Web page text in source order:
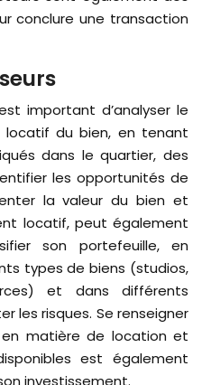
conclure une transaction
important d’analyser le
du bien, en tenant
dans le quartier, des
les opportunités de
la valeur du bien et
locatif, peut également
son portefeuille, en
types de biens (studios,
et dans différents
les risques. Se renseigner
matière de location et
est également
investissement.